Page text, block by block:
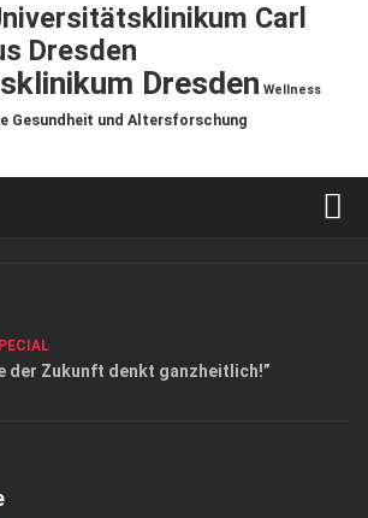
Carl
Dresden
Dresden Wellness
Gesundheit und Altersforschung
/ Ostsachsen
der Zukunft denkt ganzheitlich!”